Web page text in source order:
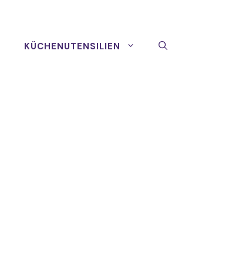
KÜCHENUTENSILIEN